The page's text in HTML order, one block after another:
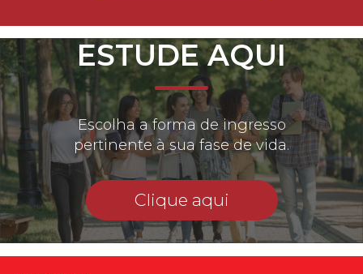
ESTUDE AQUI
Escolha a forma de ingresso
pertinente à sua fase de vida.
Clique aqui